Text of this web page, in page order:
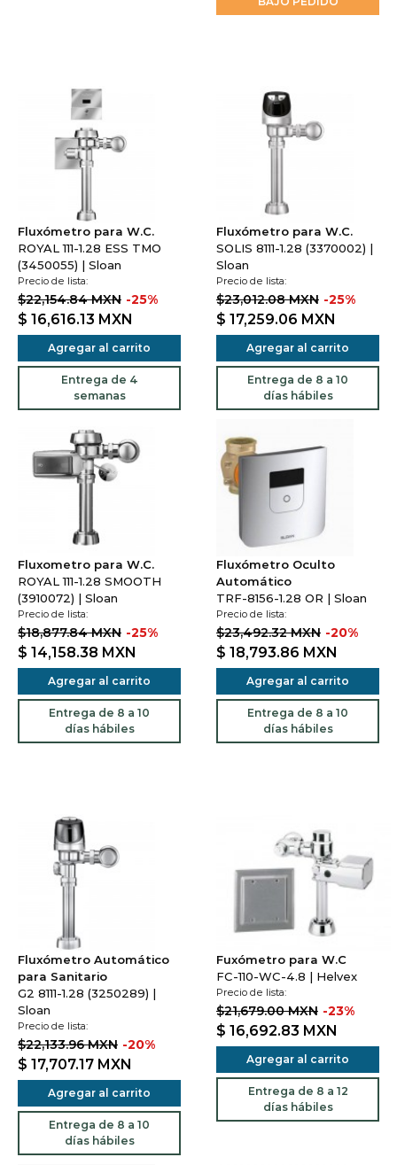
Fluxómetro para W.C.
ROYAL 111-1.28 ESS TMO
(3450055) | Sloan
Precio de lista:
$22,154.84 MXN -25%
$ 16,616.13 MXN
Agregar al carrito
Entrega de 4
semanas
Fluxómetro para W.C.
SOLIS 8111-1.28 (3370002) |
Sloan
Precio de lista:
$23,012.08 MXN -25%
$ 17,259.06 MXN
Agregar al carrito
Entrega de 8 a 10
días hábiles
Fluxometro para W.C.
ROYAL 111-1.28 SMOOTH
(3910072) | Sloan
Precio de lista:
$18,877.84 MXN -25%
$ 14,158.38 MXN
Agregar al carrito
Entrega de 8 a 10
días hábiles
Fluxómetro Oculto
Automático
TRF-8156-1.28 OR | Sloan
Precio de lista:
$23,492.32 MXN -20%
$ 18,793.86 MXN
Agregar al carrito
Entrega de 8 a 10
días hábiles
Fluxómetro Automático
para Sanitario
G2 8111-1.28 (3250289) |
Sloan
Precio de lista:
$22,133.96 MXN -20%
$ 17,707.17 MXN
Agregar al carrito
Entrega de 8 a 10
días hábiles
Fuxómetro para W.C
FC-110-WC-4.8 | Helvex
Precio de lista:
$21,679.00 MXN -23%
$ 16,692.83 MXN
Agregar al carrito
Entrega de 8 a 12
días hábiles